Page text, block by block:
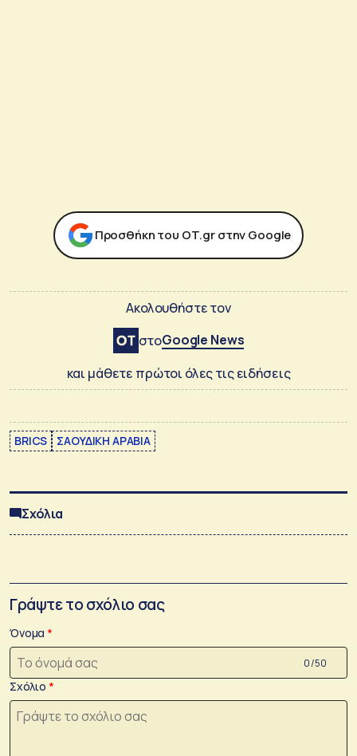
Προσθήκη του ΟΤ.gr στην Google
Ακολουθήστε τον
στοGoogle News
και μάθετε πρώτοι όλες τις ειδήσεις
BRICS ΣΑΟΥΔΙΚΗ ΑΡΑΒΙΑ
Σχόλια
Γράψτε το σχόλιο σας
Όνομα
0 /50
Σχόλιο